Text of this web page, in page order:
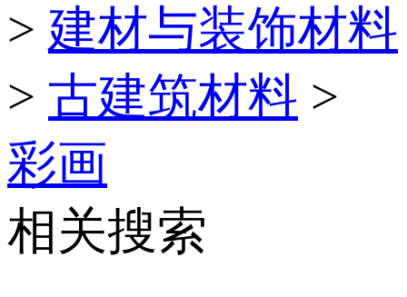
> 建材与装饰材料
> 古建筑材料 >
彩画
相关搜索